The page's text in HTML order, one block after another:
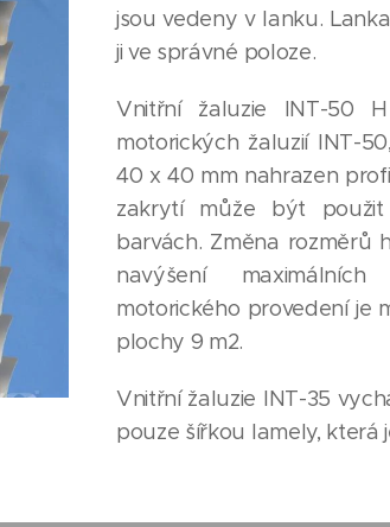
jsou vedeny v lanku.
ji ve správné poloze.
Vnitřní žaluzie INT-50
motorických žaluzií INT-
40 x 40 mm nahrazen
zakrytí může být
barvách. Změna rozměrů
navýšení
motorického provedení je
plochy 9 m2.
Vnitřní žaluzie INT-35
pouze šířkou lamely, která